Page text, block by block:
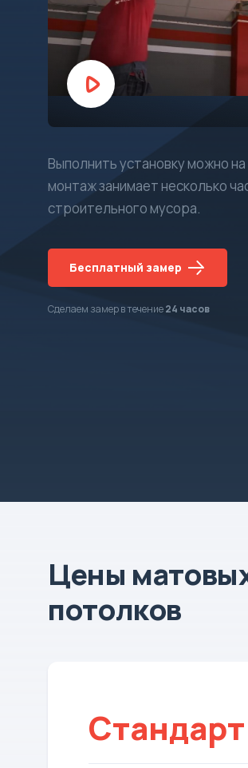
Выполнить установку можно
монтаж занимает несколько
строительного мусора.
Бесплатный замер
Сделаем замер в течение24 часов
Цены
потолков
Стандарт